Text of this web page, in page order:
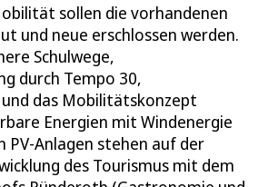
sollen die vorhandenen
und neue erschlossen werden.
Schulwege,
durch Tempo 30,
das Mobilitätskonzept
Energien mit Windenergie
PV-Anlagen stehen auf der
des Tourismus mit dem